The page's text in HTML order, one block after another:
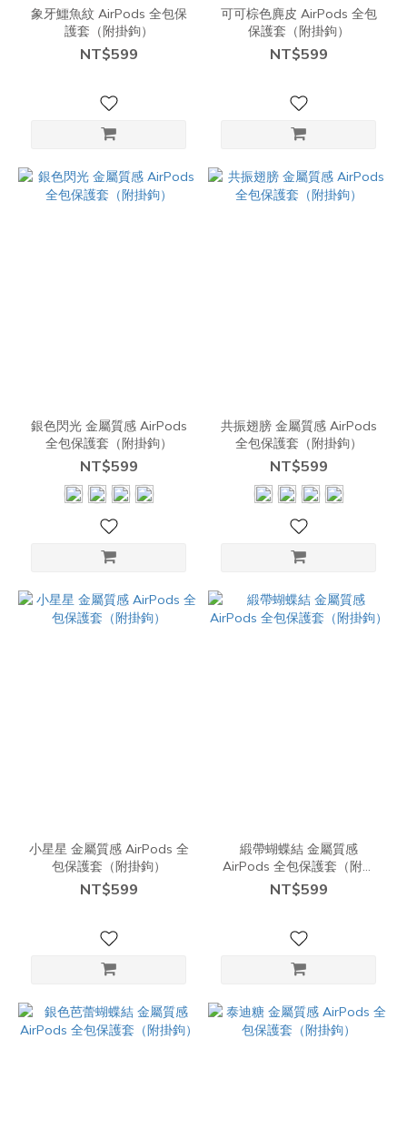
象牙鱷魚紋 AirPods 全包保
護套（附掛鉤）
NT$599
可可棕色麂皮 AirPods 全包
保護套（附掛鉤）
NT$599
銀色閃光 金屬質感 AirPods
全包保護套（附掛鉤）
NT$599
共振翅膀 金屬質感 AirPods
全包保護套（附掛鉤）
NT$599
小星星 金屬質感 AirPods 全
包保護套（附掛鉤）
NT$599
緞帶蝴蝶結 金屬質感
AirPods 全包保護套（附掛
鉤）
NT$599